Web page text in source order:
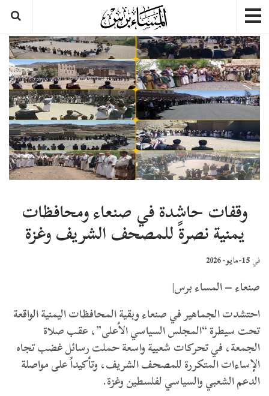
وقفات حاشدة في صنعاء ومحافظات
يمنية نصرةً للمصحف الشريف وغزة
في 15-مايو- 2026
صنعاء – المساء برس|
احتشدت الجماهير في صنعاء وبقية المحافظات اليمنية الواقعة
تحت سيطرة “المجلس السياسي الأعلى”، عقب صلاة
الجمعة، في تحركات شعبية واسعة حملت رسائل غضب تجاه
الإساءات المتكررة للمصحف الشريف، وتأكيداً على مواصلة
الدعم الشعبي والسياسي لفلسطين وغزة.